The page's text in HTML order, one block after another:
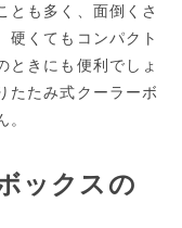
とも多く、面倒くさ
硬くてもコンパクト
ときにも便利でしょ
たたみ式クーラーボ
。
ックスの